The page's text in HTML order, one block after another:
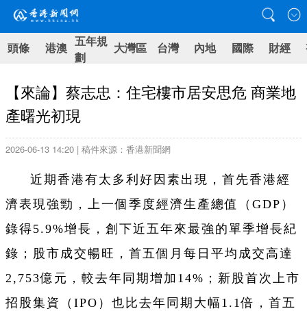
頭條 港澳 五年規
劃
大灣區 台灣 內地 國際 財經
【來論】蔡志忠：住宅樓市居安思危 商業地
產曙光初現
2026-06-13 14:20 | 稿件來源：香港新聞網
近期香港有太多利好因素出現，首先香港經
濟表現強勁，上一個季度經濟生產總值（GDP）
錄得5.9%增長，創下近五年來最強的單季增長紀
錄；股市成交暢旺，首五個月每日平均成交高達
2,753億元，較去年同期增加14%；新股首次上市
招股集資（IPO）也比去年同期大幅1.1倍，首五